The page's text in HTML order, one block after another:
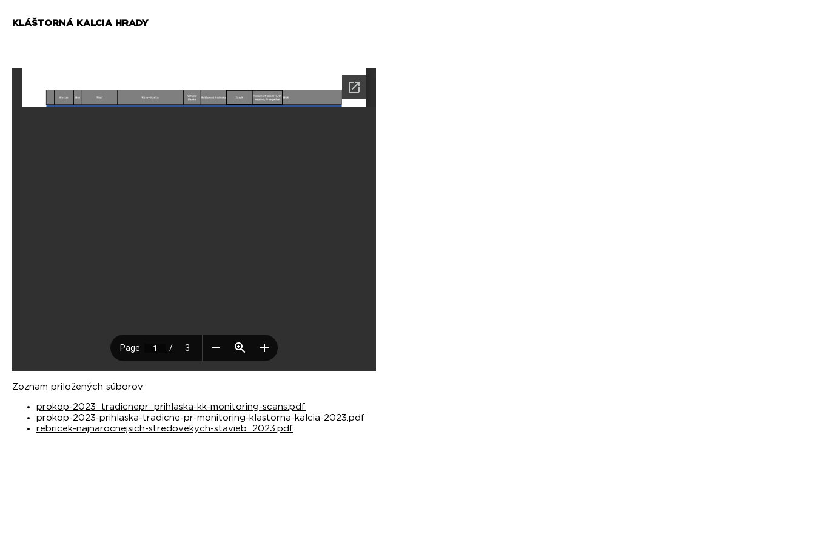
KLÁŠTORNÁ KALCIA HRADY
Zoznam priložených súborov
prokop-2023_tradicnepr_prihlaska-kk-monitoring-scans.pdf
prokop-2023-prihlaska-tradicne-pr-monitoring-klastorna-kalcia-2023.pdf
rebricek-najnarocnejsich-stredovekych-stavieb_2023.pdf